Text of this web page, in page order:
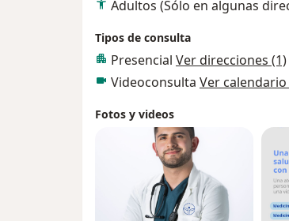
conocer su estado de salud
la salud y el bienestar
- paciente.
Adultos (Sólo en algunas
Tipos de consulta
Presencial Ver direcciones (1)
Videoconsulta Ver
Fotos y videos